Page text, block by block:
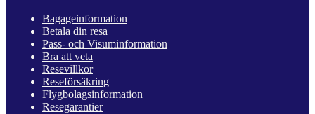
Bagageinformation
Betala din resa
Pass- och Visuminformation
Bra att veta
Resevillkor
Reseförsäkring
Flygbolagsinformation
Resegarantier